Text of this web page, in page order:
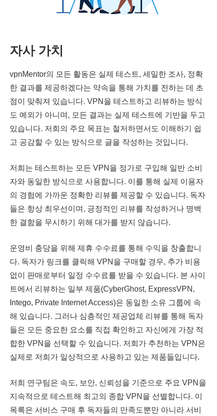
자사 가치
vpnMentor의 모든 활동은 실제 테스트, 세밀한 조사, 정확
한 결과를 제공하겠다는 약속을 통해 가치를 전하는 데 초
점이 맞춰져 있습니다. VPN을 테스트하고 리뷰하는 방식
도 예외가 아니며, 모든 결과는 실제 테스트에 기반을 두고
있습니다. 저희의 주요 목표는 철저하면서도 이해하기 쉽
고 공감할 수 있는 방식으로 글을 작성하는 것입니다.
저희는 테스트하는 모든 VPN을 정가로 구입해 일반 소비
자와 동일한 방식으로 사용합니다. 이를 통해 실제 이용자
의 경험에 가까운 정확한 리뷰를 제공할 수 있습니다. 독자
들은 항상 최우선이며, 긍정적인 리뷰를 작성하거나 명백
한 결함을 무시하기 위해 대가를 받지 않습니다.
운영비 충당을 위해 제휴 수수료를 통해 수익을 창출합니
다. 독자가 링크를 클릭해 VPN을 구매할 경우, 추가 비용
없이 판매로부터 일정 수수료를 받을 수 있습니다. 본 사이
트에서 리뷰하는 일부 제품(CyberGhost, ExpressVPN,
Intego, Private Internet Access)은 동일한 소유 그룹에 속
해 있습니다. 그러나 심층적인 제공업체 리뷰를 통해 독자
들은 모든 중요한 요소를 직접 확인하고 자신에게 가장 적
합한 VPN을 선택할 수 있습니다. 저희가 추천하는 VPN은
실제로 저희가 일상적으로 사용하고 있는 제품들입니다.
저희 연구팀은 속도, 보안, 신뢰성을 기준으로 주요 VPN을
지속적으로 테스트해 최고의 종합 VPN을 선별합니다. 이
목록은 서비스 구매 후 독자들의 만족도뿐만 아니라 서비